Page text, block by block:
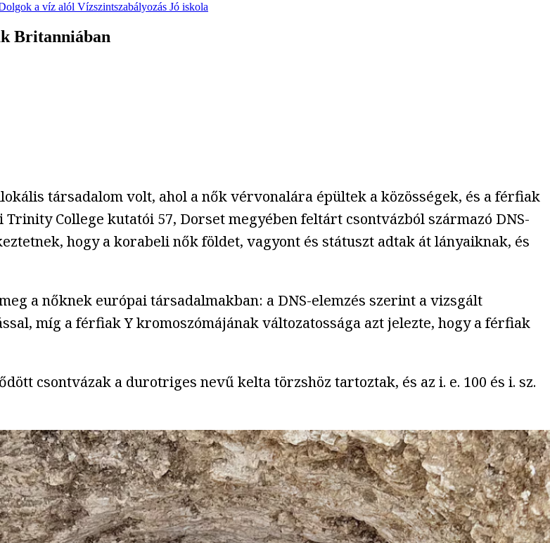
a víz alól Vízszintszabályozás Jó iskola
Britanniában
társadalom volt, ahol a nők vérvonalára épültek a közösségek, és a férfiak
Trinity College kutatói 57, Dorset megyében feltárt csontvázból származó DNS-
hogy a korabeli nők földet, vagyont és státuszt adtak át lányaiknak, és
a nőknek európai társadalmakban: a DNS-elemzés szerint a vizsgált
míg a férfiak Y kromoszómájának változatossága azt jelezte, hogy a férfiak
csontvázak a durotriges nevű kelta törzshöz tartoztak, és az i. e. 100 és i. sz.